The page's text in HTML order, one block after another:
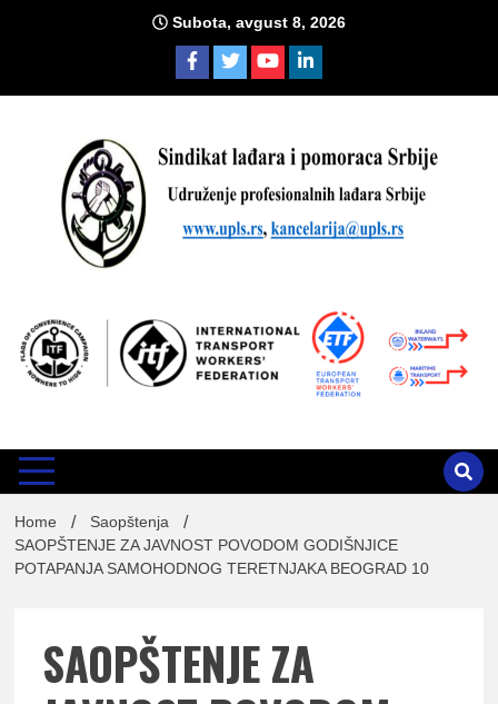
Subota, avgust 8, 2026
lađara i pomoraca Srbije
Home
Saopštenja
SAOPŠTENJE ZA JAVNOST POVODOM GODIŠNJICE
POTAPANJA SAMOHODNOG TERETNJAKA BEOGRAD 10
SAOPŠTENJE ZA